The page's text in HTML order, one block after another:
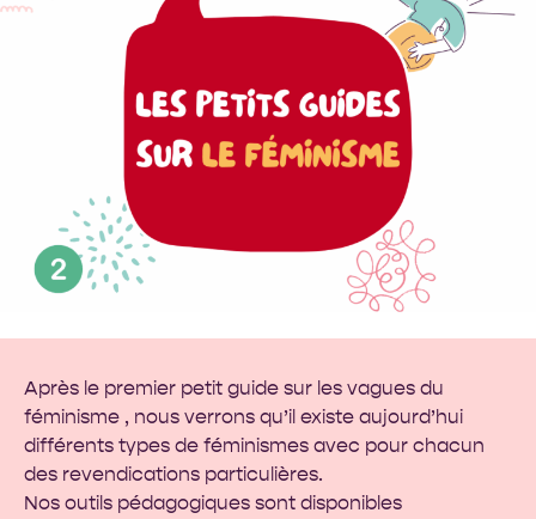
Après le premier petit guide sur les vagues du
féminisme , nous verrons qu’il existe aujourd’hui
différents types de féminismes avec pour chacun
des revendications particulières.
Nos outils pédagogiques sont disponibles